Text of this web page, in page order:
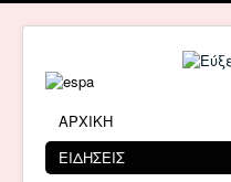
ΑΡΧΙΚΗ
ΕΙΔΗΣΕΙΣ